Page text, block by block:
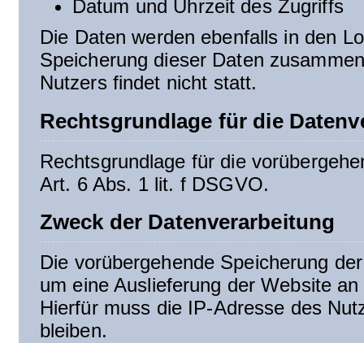
Datum und Uhrzeit des Zugriffs
Die Daten werden ebenfalls in den
Speicherung dieser Daten
Nutzers findet nicht statt.
Rechtsgrundlage für die
Rechtsgrundlage für die
Art. 6 Abs. 1 lit. f DSGVO.
Zweck der Datenverarbeitung
Die vorübergehende Speicherung
um eine Auslieferung der Website
Hierfür muss die IP-Adresse des
bleiben.